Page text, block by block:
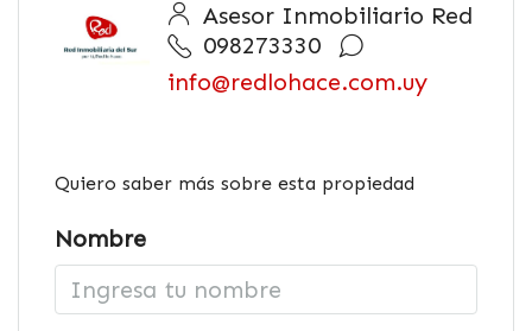
Asesor Inmobiliario Red
098273330
info@redlohace.com.uy
Quiero saber más sobre esta propiedad
Nombre